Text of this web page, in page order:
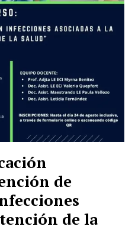
de
de la